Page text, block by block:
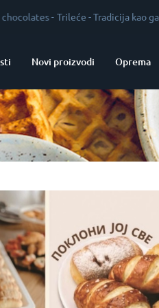
-Tradicija kao garant kvaliteta
Novi proizvodi Oprema